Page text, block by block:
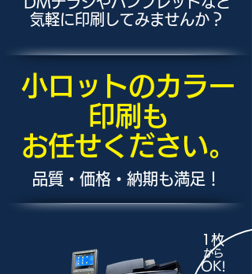
気軽に印刷してみませんか？
小ロットのカラー
印刷も
​お任せください。
品質・価格・納期も満足！
1枚
から
OK!